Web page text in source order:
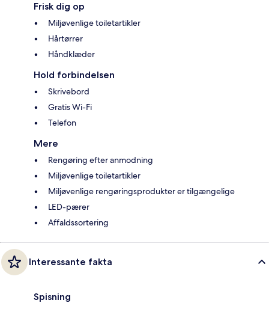
Frisk dig op
Miljøvenlige toiletartikler
Hårtørrer
Håndklæder
Hold forbindelsen
Skrivebord
Gratis Wi-Fi
Telefon
Mere
Rengøring efter anmodning
Miljøvenlige toiletartikler
Miljøvenlige rengøringsprodukter er tilgængelige
LED-pærer
Affaldssortering
Interessante fakta
Spisning